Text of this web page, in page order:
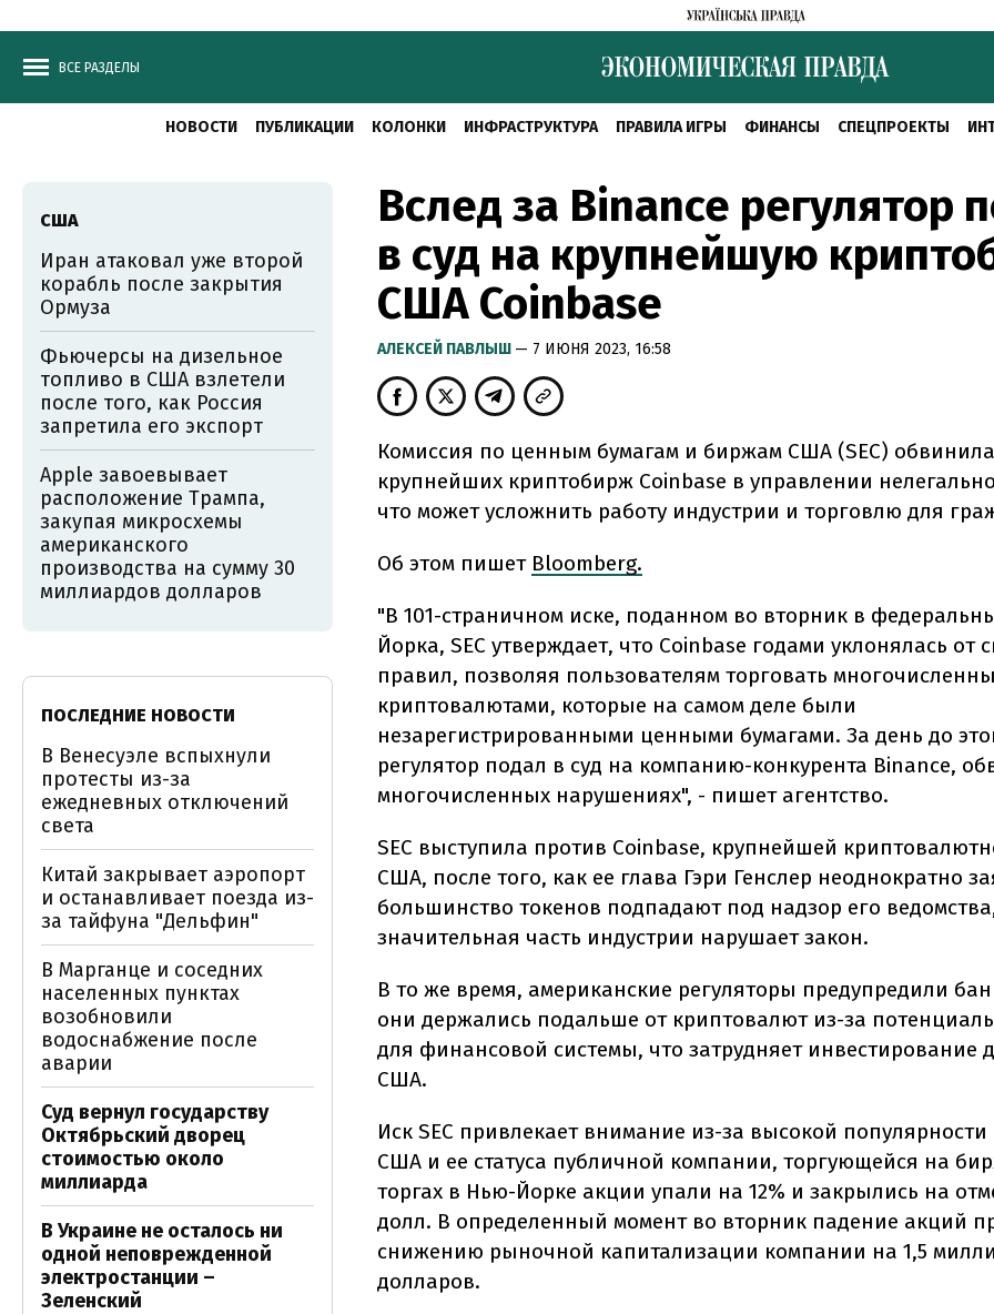
ВСЕ РАЗДЕЛЫ
НОВОСТИ ПУБЛИКАЦИИ КОЛОНКИ ИНФРАСТРУКТУРА ПРАВИЛА ИГРЫ ФИНАНСЫ СПЕЦПРОЕКТЫ
Вслед за Binance регулятор
в суд на крупнейшую
США Coinbase
АЛЕКСЕЙ ПАВЛЫШ — 7 ИЮНЯ 2023, 16:58
Комиссия по ценным бумагам и биржам США (SEC)
крупнейших криптобирж Coinbase в управлении
что может усложнить работу индустрии и торговлю для
Об этом пишет Bloomberg.
"В 101-страничном иске, поданном во вторник в
Йорка, SEC утверждает, что Coinbase годами уклонялась от
правил, позволяя пользователям торговать
криптовалютами, которые на самом деле были
незарегистрированными ценными бумагами. За день до
регулятор подал в суд на компанию-конкурента Binance,
многочисленных нарушениях", - пишет агентство.
SEC выступила против Coinbase, крупнейшей
США, после того, как ее глава Гэри Генслер неоднократно
большинство токенов подпадают под надзор его
значительная часть индустрии нарушает закон.
В то же время, американские регуляторы предупредили
они держались подальше от криптовалют из-за
для финансовой системы, что затрудняет инвестирование
США.
Иск SEC привлекает внимание из-за высокой популярности
США и ее статуса публичной компании, торгующейся на
торгах в Нью-Йорке акции упали на 12% и закрылись на
долл. В определенный момент во вторник падение акций
снижению рыночной капитализации компании на 1,5
долларов.
США
Иран атаковал уже второй
корабль после закрытия
Ормуза
Фьючерсы на дизельное
топливо в США взлетели
после того, как Россия
запретила его экспорт
Apple завоевывает
расположение Трампа,
закупая микросхемы
американского
производства на сумму 30
миллиардов долларов
ПОСЛЕДНИЕ НОВОСТИ
В Венесуэле вспыхнули
протесты из-за
ежедневных отключений
света
Китай закрывает аэропорт
и останавливает поезда из-
за тайфуна "Дельфин"
В Марганце и соседних
населенных пунктах
возобновили
водоснабжение после
аварии
Суд вернул государству
Октябрьский дворец
стоимостью около
миллиарда
В Украине не осталось ни
одной неповрежденной
электростанции –
Зеленский